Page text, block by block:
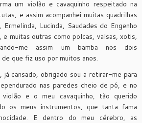
um violão e cavaquinho respeitado na
e assim acompanhei muitas quadrilhas
Lucinda, Saudades do Engenho
e muitas outras como polcas, valsas, xotis,
me assim um bamba nos dois
que fiz uso por muitos anos.
já cansado, obrigado sou a retirar-me para
nas paredes cheio de pó, e no
e o meu cavaquinho, tão querido
os meus instrumentos, que tanta fama
E dentro do meu cérebro, as